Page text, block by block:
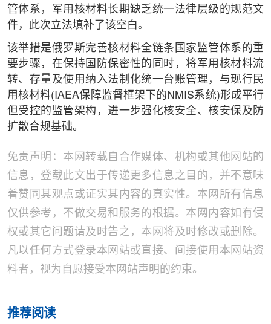
管体系，军用核材料长期缺乏统一法律层级的规范文
件，此次立法填补了该空白。
该举措是俄罗斯完善核材料全链条国家监管体系的重
要步骤，在保持国防保密性的同时，将军用核材料流
转、存量及使用纳入法制化统一台账管理，与现行民
用核材料(IAEA保障监督框架下的NMIS系统)形成平行
但受控的监管架构，进一步强化核安全、核安保及防
扩散合规基础。
免责声明：本网转载自合作媒体、机构或其他网站的
信息，登载此文出于传递更多信息之目的，并不意味
着赞同其观点或证实其内容的真实性。本网所有信息
仅供参考，不做交易和服务的根据。本网内容如有侵
权或其它问题请及时告之，本网将及时修改或删除。
凡以任何方式登录本网站或直接、间接使用本网站资
料者，视为自愿接受本网站声明的约束。
推荐阅读